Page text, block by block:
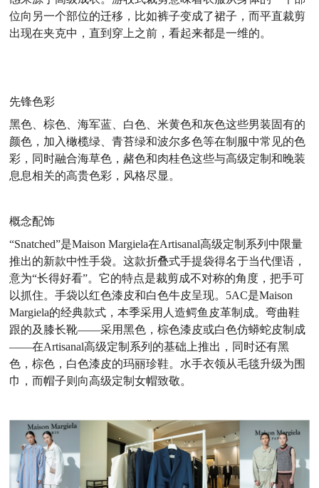
位向另一个部位的迁移，比如裤子变成了裙子，而平直裁剪
出现在夹克中，直到穿上之前，看起来都是一维的。
先锋色彩
黑色、棕色、海军蓝、白色、米黄色和灰色这些男装固有的
颜色，加入橄榄绿、青苔绿和波尔多色等在制服中常见的色
彩，同时融合海草色，赭色和肉桂色这些与高级定制和晚装
息息相关的高贵色彩，风格尽显。
概念配饰
“Snatched”是Maison Margiela在Artisanal高级定制系列中限量
推出的新款中性手袋。这款折叠式手提袋得名于当代俚语，
意为“长得好看”。它的特点是裁剪成不对称的角度，把手可
以抓住。手袋以红色漆皮和白色牛皮呈现。5AC是Maison
Margiela的经典款式，本季采用人造鳄鱼皮革制成。弯曲鞋
跟的及膝长靴——采用黑色，棕色漆皮或白色仿蟒蛇皮制成
——在Artisanal高级定制系列的基础上推出，同时还有黑
色，棕色，白色漆皮的玛丽珍鞋。水手衣领从毛毯升级为围
巾，而帽子则向高级定制女帽致敬。